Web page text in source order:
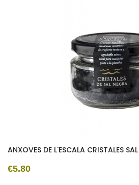
ANXOVES DE L'ESCALA CRISTALES
€5.80